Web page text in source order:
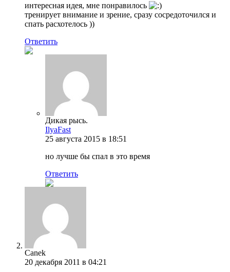
интересная идея, мне понравилось
тренирует внимание и зрение, сразу сосредоточился и
спать расхотелось ))
Ответить
Дикая рысь.
IlyaFast
25 августа 2015 в 18:51
но лучше бы спал в это время
Ответить
Canek
20 декабря 2011 в 04:21